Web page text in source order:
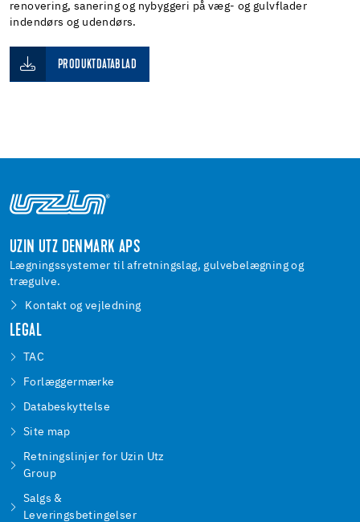
renovering, sanering og nybyggeri på væg- og gulvflader
indendørs og udendørs.
PRODUKTDATABLAD
UZIN UTZ DENMARK APS
Lægningssystemer til afretningslag, gulvebelægning og
trægulve.
Kontakt og vejledning
LEGAL
TAC
Forlæggermærke
Databeskyttelse
Site map
Retningslinjer for Uzin Utz
Group
Salgs &
Leveringsbetingelser